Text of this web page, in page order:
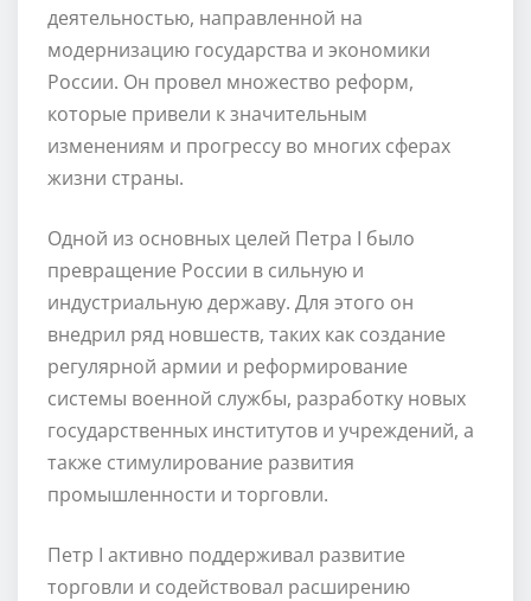
деятельностью, направленной на
модернизацию государства и экономики
России. Он провел множество реформ,
которые привели к значительным
изменениям и прогрессу во многих сферах
жизни страны.
Одной из основных целей Петра I было
превращение России в сильную и
индустриальную державу. Для этого он
внедрил ряд новшеств, таких как создание
регулярной армии и реформирование
системы военной службы, разработку новых
государственных институтов и учреждений, а
также стимулирование развития
промышленности и торговли.
Петр I активно поддерживал развитие
торговли и содействовал расширению